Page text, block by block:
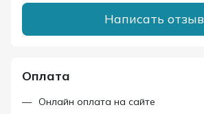
Написать отзыв
Оплата
Онлайн оплата на сайте